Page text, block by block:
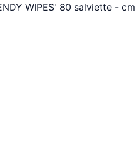
WIPES' 80 salviette - cm